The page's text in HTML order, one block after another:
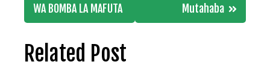
WA BOMBA LA MAFUTA
Mutahaba
Related Post